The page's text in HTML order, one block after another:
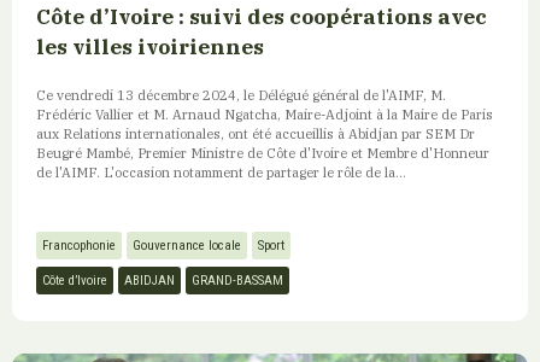
Côte d’Ivoire : suivi des coopérations avec
les villes ivoiriennes
Ce vendredi 13 décembre 2024, le Délégué général de l'AIMF, M.
Frédéric Vallier et M. Arnaud Ngatcha, Maire-Adjoint à la Maire de Paris
aux Relations internationales, ont été accueillis à Abidjan par SEM Dr
Beugré Mambé, Premier Ministre de Côte d'Ivoire et Membre d'Honneur
de l'AIMF. L'occasion notamment de partager le rôle de la...
Francophonie Gouvernance locale Sport
Côte d’Ivoire ABIDJAN GRAND-BASSAM